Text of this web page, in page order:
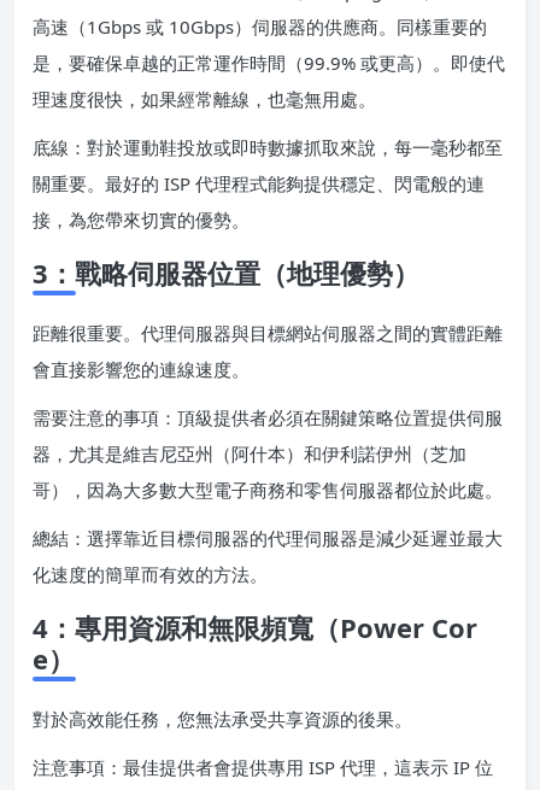
高速（1Gbps 或 10Gbps）伺服器的供應商。同樣重要的
是，要確保卓越的正常運作時間（99.9% 或更高）。即使代
理速度很快，如果經常離線，也毫無用處。
底線：對於運動鞋投放或即時數據抓取來說，每一毫秒都至
關重要。最好的 ISP 代理程式能夠提供穩定、閃電般的連
接，為您帶來切實的優勢。
3：戰略伺服器位置（地理優勢）
距離很重要。代理伺服器與目標網站伺服器之間的實體距離
會直接影響您的連線速度。
需要注意的事項：頂級提供者必須在關鍵策略位置提供伺服
器，尤其是維吉尼亞州（阿什本）和伊利諾伊州（芝加
哥），因為大多數大型電子商務和零售伺服器都位於此處。
總結：選擇靠近目標伺服器的代理伺服器是減少延遲並最大
化速度的簡單而有效的方法。
4：專用資源和無限頻寬（Power Cor
e）
對於高效能任務，您無法承受共享資源的後果。
注意事項：最佳提供者會提供專用 ISP 代理，這表示 IP 位